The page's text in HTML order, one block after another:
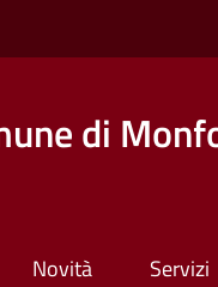
di
Novità Servizi